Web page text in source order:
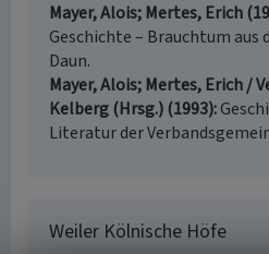
Mayer, Alois; Mertes, Erich
Geschichte – Brauchtum aus
Daun.
Mayer, Alois; Mertes, Erich /
Kelberg (Hrsg.) (1993)
Literatur der
Weiler Kölnische Höfe